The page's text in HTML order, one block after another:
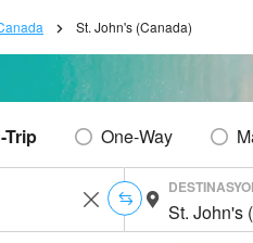
St. John's (Canada)
Trip One-Way